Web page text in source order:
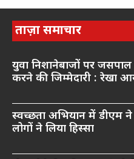
ताज़ा समाचार
युवा निशानेबाजों पर
करने की जिम्मेदारी : रेखा
स्वच्छता अभियान में डीएम
लोगों ने लिया हिस्सा